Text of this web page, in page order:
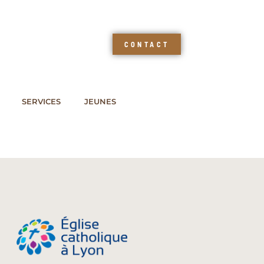
CONTACT
SERVICES JEUNES